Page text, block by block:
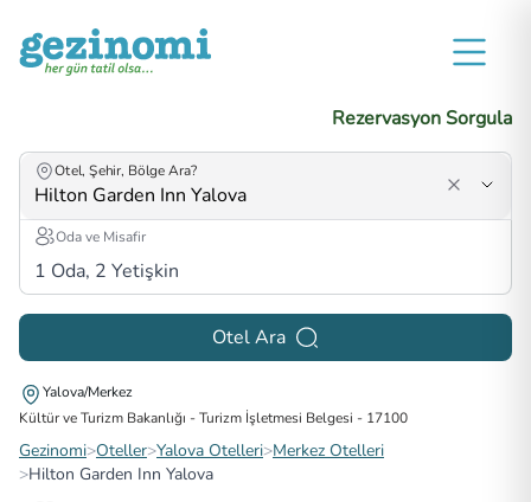
Rezervasyon Sorgula
Otel, Şehir, Bölge Ara?
Oda ve Misafir
1 Oda, 2 Yetişkin
Otel Ara
Yalova/Merkez
Kültür ve Turizm Bakanlığı - Turizm İşletmesi Belgesi - 17100
Gezinomi>Oteller>Yalova Otelleri>Merkez Otelleri
>Hilton Garden Inn Yalova